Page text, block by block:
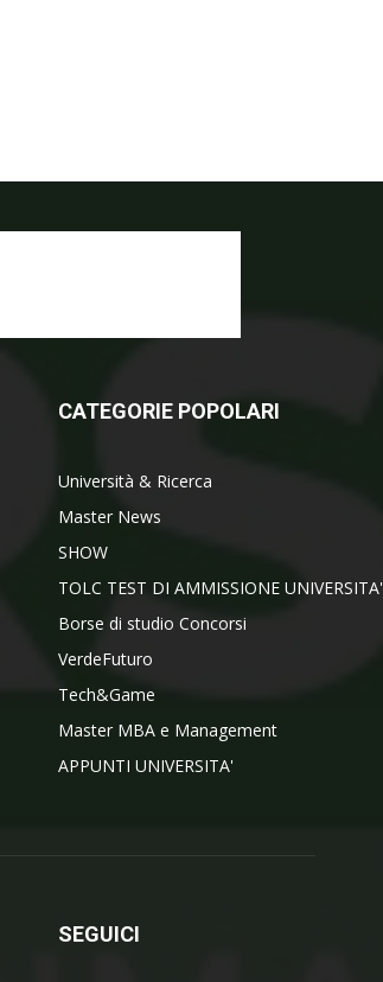
CATEGORIE POPOLARI
Università & Ricerca
Master News
SHOW
TOLC TEST DI AMMISSIONE UNIVERSITA'
Borse di studio Concorsi
VerdeFuturo
Tech&Game
Master MBA e Management
APPUNTI UNIVERSITA'
SEGUICI